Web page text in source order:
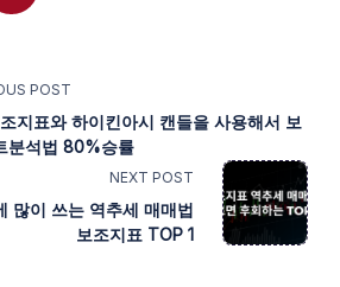
POST
지표와 하이킨아시 캔들을 사용해서 보
분석법 80%승률
NEXT POST
많이 쓰는 역추세 매매법
보조지표 TOP 1